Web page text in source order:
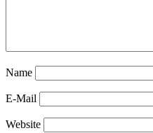
Name
E-Mail
Website